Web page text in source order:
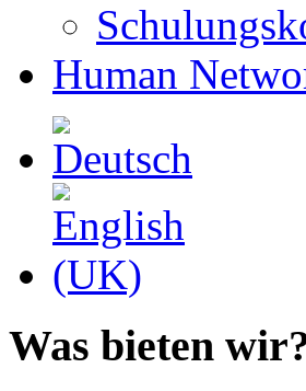
Human
Was bieten